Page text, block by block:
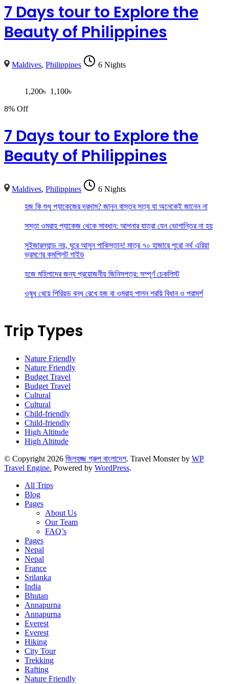
7 Days tour to Explore the
Beauty of Philippines
Maldives,Philippines 6 Nights
1,200৳ 1,100৳
8% Off
7 Days tour to Explore the
Beauty of Philippines
Maldives,Philippines
6 Nights
হজ কি শুধু প্যাকেজের দরদাম? জানুন বাস্তব সত্য যা অনেকেই জানেন না
সস্তা ওমরাহ প্যাকেজ থেকে সাবধান: আপনার যাত্রা যেন ভোগান্তির না হয়
সুইজারল্যান্ড নয়, ঘুরে আসুন পাকিস্তান! মাত্র ৭০ হাজারে পুরো নর্থ এরিয়া
ভ্রমণের কমপ্লিট গাইড
হজে মহিলাদের জন্য প্রয়োজনীয় জিনিসপত্র: সম্পূর্ণ চেকলিস্ট
ওষুধ খেয়ে পিরিয়ড বন্ধ রেখে হজ বা ওমরাহ পালন শরয়ি বিধান ও পরামর্শ
Trip Types
Nature Friendly
Nature Friendly
Budget Travel
Budget Travel
Cultural
Cultural
Child-friendly
Child-friendly
High Altitude
High Altitude
© Copyright 2026 জিলহজ্জ গ্রুপ বাংলাদেশ. Travel Monster by WP
Travel Engine. Powered by WordPress.
All Trips
Blog
Pages
About Us
Our Team
FAQ’s
Pages
Nepal
Nepal
France
Srilanka
India
Bhutan
Annapurna
Annapurna
Everest
Everest
Hiking
City Tour
Trekking
Rafting
Nature Friendly